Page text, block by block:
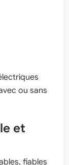
ou sans
et
fiables